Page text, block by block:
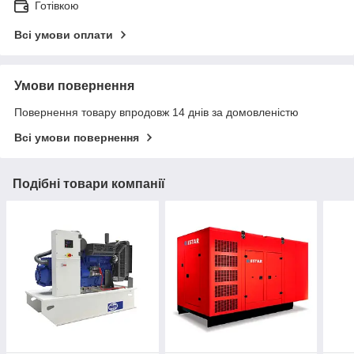
Готівкою
Всі умови оплати
Умови повернення
Повернення товару впродовж 14 днів за домовленістю
Всі умови повернення
Подібні товари компанії